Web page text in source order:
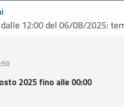
12:00 del 06/08/2025:
2025 fino alle 00:00